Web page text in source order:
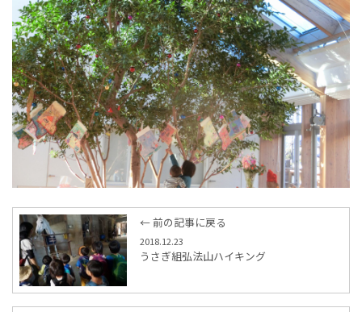
← 前の記事に戻る
2018.12.23
うさぎ組弘法山ハイキング